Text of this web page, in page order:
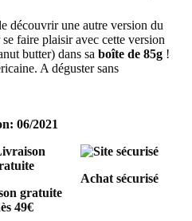
découvrir une autre version du
faire plaisir avec cette version
butter) dans sa boîte de 85g !
A déguster sans
06/2021
gratuite
49€
Achat sécurisé